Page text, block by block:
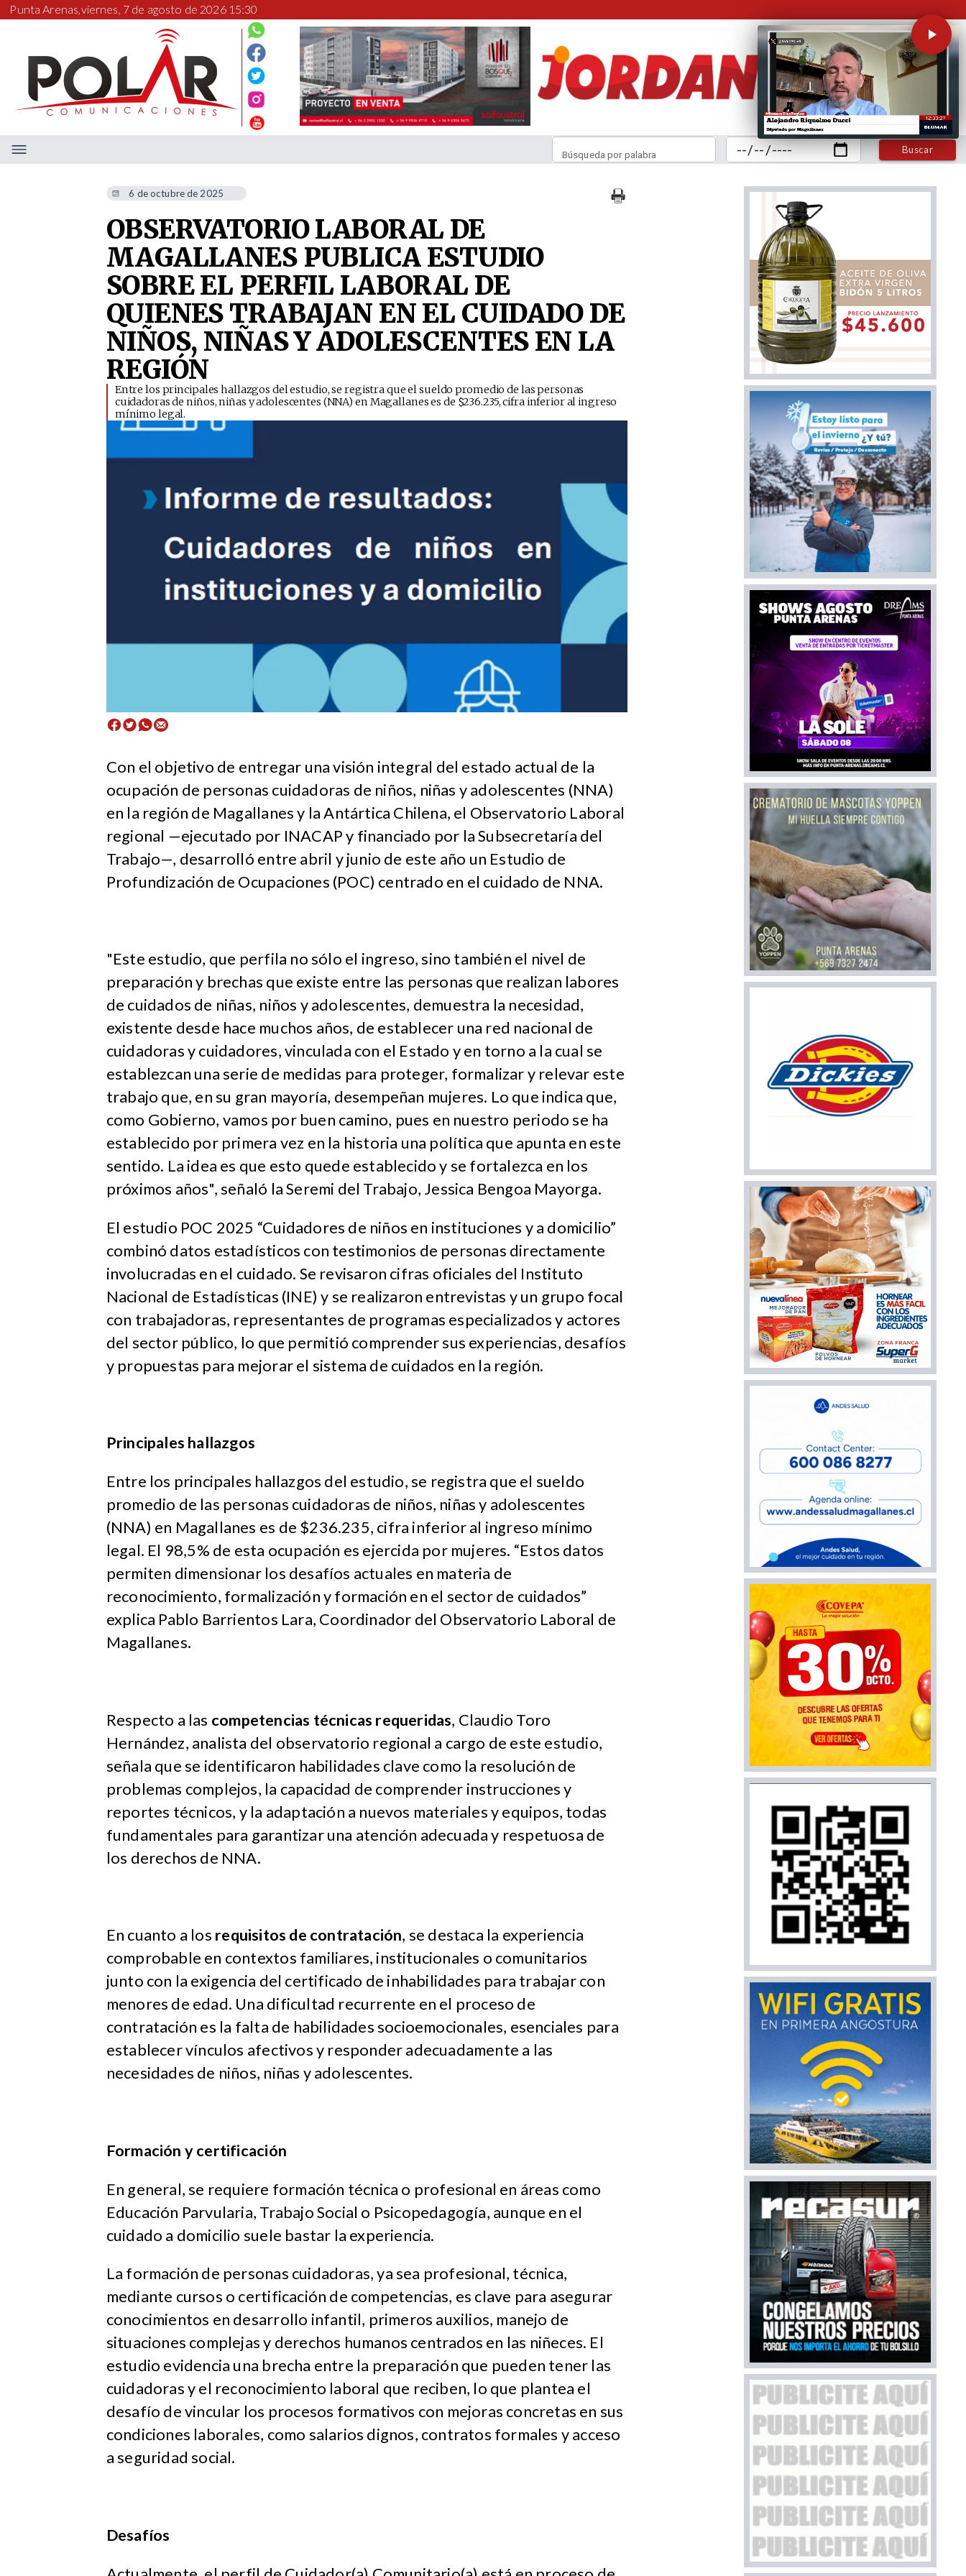
Punta Arenas,viernes, 7 de agosto de 2026 15:30
Buscar
Búsqueda por palabra
6 de octubre de 2025
OBSERVATORIO LABORAL DE
MAGALLANES PUBLICA ESTUDIO
SOBRE EL PERFIL LABORAL DE
QUIENES TRABAJAN EN EL CUIDADO DE
NIÑOS, NIÑAS Y ADOLESCENTES EN LA
REGIÓN
​Entre los principales hallazgos del estudio, se registra que el sueldo promedio de las personas
cuidadoras de niños, niñas y adolescentes (NNA) en Magallanes es de $236.235, cifra inferior al ingreso
mínimo legal.
Con el objetivo de entregar una visión integral del estado actual de la
ocupación de personas cuidadoras de niños, niñas y adolescentes (NNA)
en la región de Magallanes y la Antártica Chilena, el Observatorio Laboral
regional —ejecutado por INACAP y financiado por la Subsecretaría del
Trabajo—, desarrolló entre abril y junio de este año un Estudio de
Profundización de Ocupaciones (POC) centrado en el cuidado de NNA.
"Este estudio, que perfila no sólo el ingreso, sino también el nivel de
preparación y brechas que existe entre las personas que realizan labores
de cuidados de niñas, niños y adolescentes, demuestra la necesidad,
existente desde hace muchos años, de establecer una red nacional de
cuidadoras y cuidadores, vinculada con el Estado y en torno a la cual se
establezcan una serie de medidas para proteger, formalizar y relevar este
trabajo que, en su gran mayoría, desempeñan mujeres. Lo que indica que,
como Gobierno, vamos por buen camino, pues en nuestro periodo se ha
establecido por primera vez en la historia una política que apunta en este
sentido. La idea es que esto quede establecido y se fortalezca en los
próximos años", señaló la Seremi del Trabajo, Jessica Bengoa Mayorga.
El estudio POC 2025 “Cuidadores de niños en instituciones y a domicilio”
combinó datos estadísticos con testimonios de personas directamente
involucradas en el cuidado. Se revisaron cifras oficiales del Instituto
Nacional de Estadísticas (INE) y se realizaron entrevistas y un grupo focal
con trabajadoras, representantes de programas especializados y actores
del sector público, lo que permitió comprender sus experiencias, desafíos
y propuestas para mejorar el sistema de cuidados en la región.
Principales hallazgos
Entre los principales hallazgos del estudio, se registra que el sueldo
promedio de las personas cuidadoras de niños, niñas y adolescentes
(NNA) en Magallanes es de $236.235, cifra inferior al ingreso mínimo
legal. El 98,5% de esta ocupación es ejercida por mujeres. “Estos datos
permiten dimensionar los desafíos actuales en materia de
reconocimiento, formalización y formación en el sector de cuidados”
explica Pablo Barrientos Lara, Coordinador del Observatorio Laboral de
Magallanes.
Respecto a las competencias técnicas requeridas, Claudio Toro
Hernández, analista del observatorio regional a cargo de este estudio,
señala que se identificaron habilidades clave como la resolución de
problemas complejos, la capacidad de comprender instrucciones y
reportes técnicos, y la adaptación a nuevos materiales y equipos, todas
fundamentales para garantizar una atención adecuada y respetuosa de
los derechos de NNA.
En cuanto a los requisitos de contratación, se destaca la experiencia
comprobable en contextos familiares, institucionales o comunitarios
junto con la exigencia del certificado de inhabilidades para trabajar con
menores de edad. Una dificultad recurrente en el proceso de
contratación es la falta de habilidades socioemocionales, esenciales para
establecer vínculos afectivos y responder adecuadamente a las
necesidades de niños, niñas y adolescentes.
Formación y certificación
En general, se requiere formación técnica o profesional en áreas como
Educación Parvularia, Trabajo Social o Psicopedagogía, aunque en el
cuidado a domicilio suele bastar la experiencia.
La formación de personas cuidadoras, ya sea profesional, técnica,
mediante cursos o certificación de competencias, es clave para asegurar
conocimientos en desarrollo infantil, primeros auxilios, manejo de
situaciones complejas y derechos humanos centrados en las niñeces. El
estudio evidencia una brecha entre la preparación que pueden tener las
cuidadoras y el reconocimiento laboral que reciben, lo que plantea el
desafío de vincular los procesos formativos con mejoras concretas en sus
condiciones laborales, como salarios dignos, contratos formales y acceso
a seguridad social.
Desafíos